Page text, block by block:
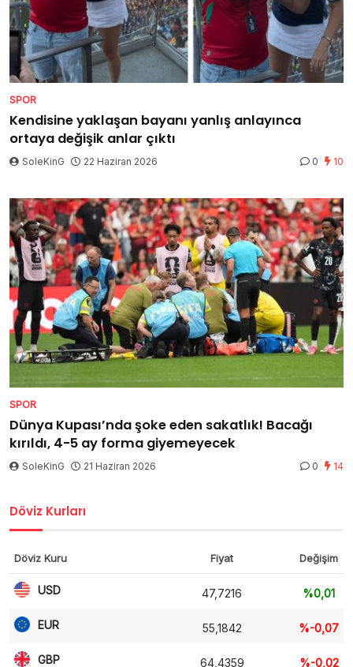
SPOR
Kendisine yaklaşan bayanı yanlış anlayınca
ortaya değişik anlar çıktı
SoleKinG 22 Haziran 2026 0 10
SPOR
Dünya Kupası’nda şoke eden sakatlık! Bacağı
kırıldı, 4-5 ay forma giyemeyecek
SoleKinG 21 Haziran 2026 0 14
Döviz Kurları
Döviz Kuru Fiyat Değişim
USD 47,7216 %0,01
EUR 55,1842 %-0,07
GBP 64,4359 %-0,02